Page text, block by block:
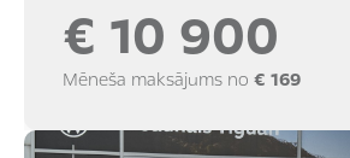
€ 10 900
Mēneša maksājums no € 169